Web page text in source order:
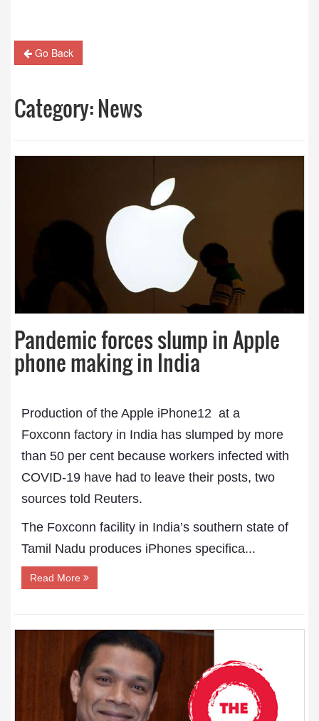
Go Back
Category:News
Pandemic forces slump in Apple
phone making in India
Production of the Apple iPhone12 at a
Foxconn factory in India has slumped by more
than 50 per cent because workers infected with
COVID-19 have had to leave their posts, two
sources told Reuters.
The Foxconn facility in India’s southern state of
Tamil Nadu produces iPhones specifica...
Read More